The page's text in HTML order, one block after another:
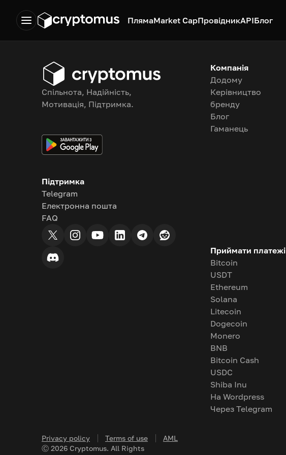
ПлямаMarket CapПровідникAPIБлог
Спільнота, Надійність,
Мотивація, Підтримка.
Підтримка
Telegram
Електронна пошта
FAQ
Privacy policy Terms of use
AML
Ⓒ 2026 Cryptomus. All Rights
Компанія
Додому
Керівництво
бренду
Блог
Гаманець
Приймати платежі
Bitcoin
USDT
Ethereum
Solana
Litecoin
Dogecoin
Monero
BNB
Bitcoin Cash
USDC
Shiba Inu
На Wordpress
Через Telegram